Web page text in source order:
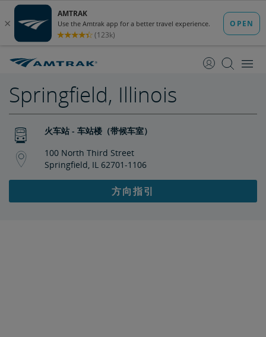
至
至
Springfield, Illinois
火车站 - 车站楼（带候车室）
100 North Third Street
Springfield, IL 62701-1106
方向指引